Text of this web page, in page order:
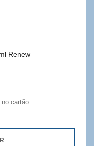
Renew
no cartão